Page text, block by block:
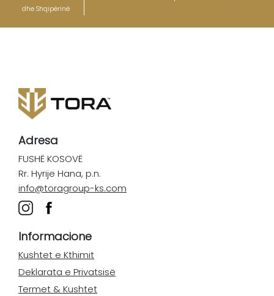
dhe Shqipërinë
Adresa
FUSHË KOSOVË
Rr. Hyrije Hana, p.n.
info@toragroup-ks.com
Informacione
Kushtet e Kthimit
Deklarata e Privatsisë
Termet & Kushtet